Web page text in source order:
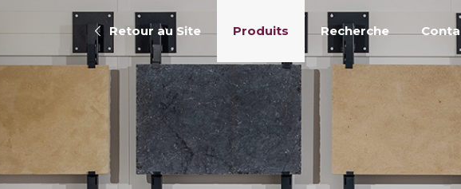
Retour au Site Produits Recherche